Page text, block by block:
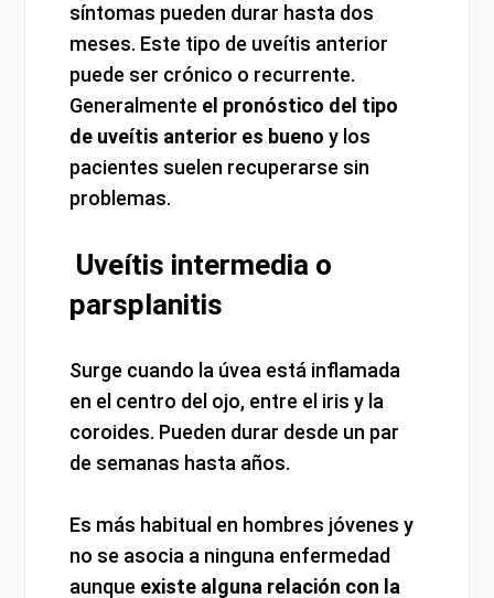
síntomas pueden durar hasta dos
meses. Este tipo de uveítis anterior
puede ser crónico o recurrente.
Generalmente el pronóstico del tipo
de uveítis anterior es bueno y los
pacientes suelen recuperarse sin
problemas.
Uveítis intermedia o
parsplanitis
Surge cuando la úvea está inflamada
en el centro del ojo, entre el iris y la
coroides. Pueden durar desde un par
de semanas hasta años.
Es más habitual en hombres jóvenes y
no se asocia a ninguna enfermedad
aunque existe alguna relación con la